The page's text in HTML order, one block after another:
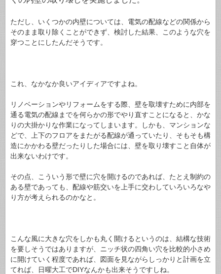
ただし、いくつかの内壁については、電気の配線などの関係から
そのまま取り除くことができず、検討した結果、このような穴を
穿つことにしたんだそうです。
これ、なかなか良いアイディアですよね。
リノベーションやリフォームをする際、壁を取壊すために内部を
通る電気の配線までを何らかの形でやり直すことになると、かな
りの大掛かりな作業になってしまいます。しかも、マンションな
どで、上下のフロアをまたがる配線が通っていたり、そもそも構
造にかかわる壁だったりした場合には、壁を取り壊すこと自体が
出来ないわけです。
その点、こういう形で壁に穴を開けるのであれば、たとえ制約の
ある壁であっても、配線や筋交いを上手に交わしていろいろなや
り方が考えられるのかなと。
こんな風に大きな穴をしかも丸く開けるというのは、結構な技術
を要しそうではありますが、ニッチ状の四角い穴を比較的小さめ
に開けていく程度であれば、図面を見ながらしっかりと計画を立
てれば、日曜大工でDIYなんかも出来そうですしね。